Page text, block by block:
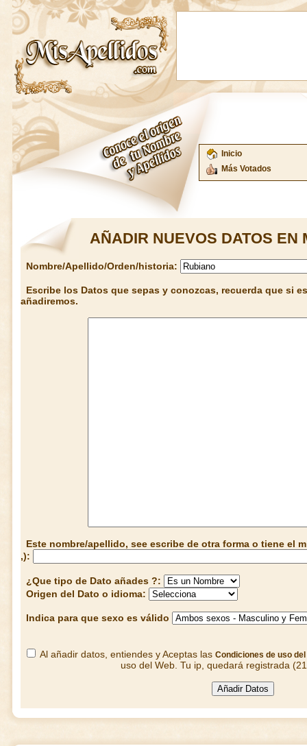
Inicio
Más Votados
AÑADIR NUEVOS DATOS EN
Nombre/Apellido/Orden/historia:
Escribe los Datos que sepas y conozcas, recuerda que si
añadiremos.
Este nombre/apellido, see escribe de otra forma o tiene el
,):
¿Que tipo de Dato añades ?:
Origen del Dato o idioma:
Indica para que sexo es válido
Al añadir datos, entiendes y Aceptas las Condiciones de uso del
uso del Web. Tu ip, quedará registrada